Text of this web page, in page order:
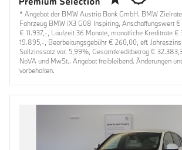
* Angebot der BMW Austria Bank GmbH. BMW
Fahrzeug BMW iX3 G08 Inspiring, Anschaffungswert
€ 11.937,-, Laufzeit 36 Monate, monatliche Kreditrate
19.895,-, Bearbeitungsgebühr € 260,00, eff.
Sollzinssatz var. 5,99%, Gesamtkreditbetrag €
NoVA und MwSt.. Angebot freibleibend. Änderungen
vorbehalten.